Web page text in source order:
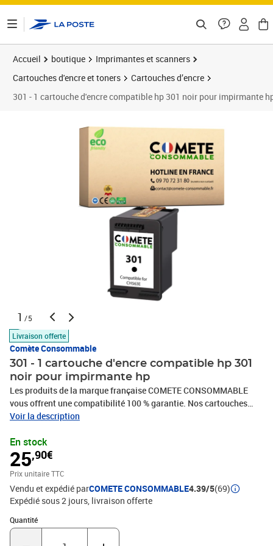
Accueil boutique
Imprimantes et scanners
Cartouches d'encre et toners
Cartouches d’encre
301 - 1 cartouche d'encre compatible hp 301 noir pour impirmante
1 /5
Livraison offerte
Comète Consommable
301 - 1 cartouche d'encre compatible hp 301
noir pour impirmante hp
Les produits de la marque française COMETE CONSOMMABLE
vous offrent une compatibilité 100 % garantie. Nos cartouches
d’encre, Toners et rubans compatibles sont économiques et de
français, dont certains modèles sont fabriqués en France,
contribuant ainsi à la relocalisation de la production dans le pays.
Nos cartouches d’encre, toners ou rubans se substituent
parfaitement aux consommables d'origine de votre imprimante,
télécopieur ou photocopieur, quelque que soit la marque HP,
CANON, EPSON, BROTHER, LEXMARK, SAMSUNG. Que votre
utilisation soit personnelle ou professionnelle, à domicile, en
télétravail ou au bureau, ou encore dans le milieu de
Voir la description
En stock
25,90€
Prix unitaire TTC
Vendu et expédié parCOMETE CONSOMMABLE4.39/5(69)
Expédié sous 2 jours livraison offerte
Quantité
Quantité : 1